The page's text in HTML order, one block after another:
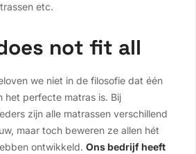
etc.
not fit all
we niet in de filosofie dat één
het perfecte matras is. Bij
zijn alle matrassen verschillend
maar toch beweren ze allen hét
ontwikkeld. Ons bedrijf heeft